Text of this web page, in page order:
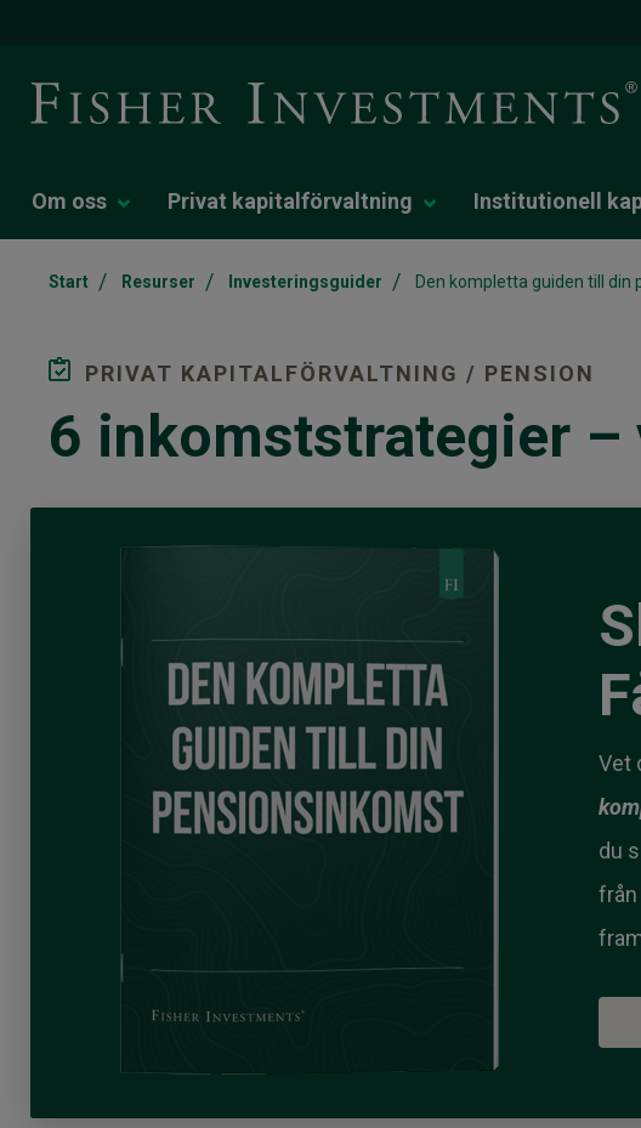
Om oss Privat kapitalförvaltning Institutionell
Start / Resurser / Investeringsguider / Den kompletta guiden till din
PRIVAT KAPITALFÖRVALTNING / PENSION
6 inkomststrategier
Vet
du
från